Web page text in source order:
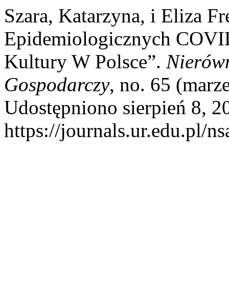
Szara, Katarzyna, i Eliza
Epidemiologicznych
Kultury W Polsce”.
Gospodarczy, no. 65
Udostępniono sierpień 8,
https://journals.ur.edu.pl/